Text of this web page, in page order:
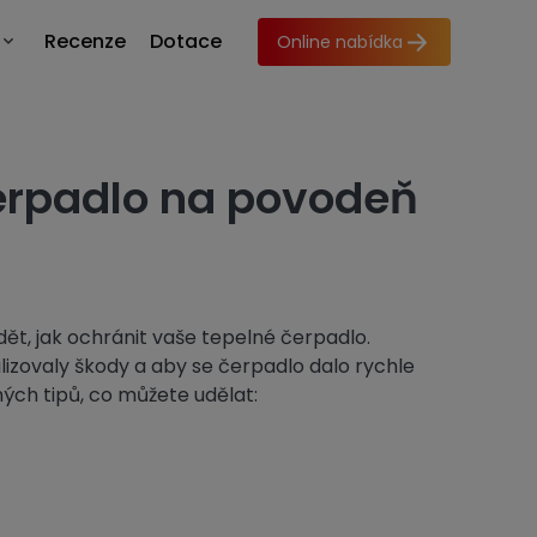
Recenze Dotace Online nabídka
na povodeň
jak ochránit vaše tepelné čerpadlo.
škody a aby se čerpadlo dalo rychle
tipů, co můžete udělat: